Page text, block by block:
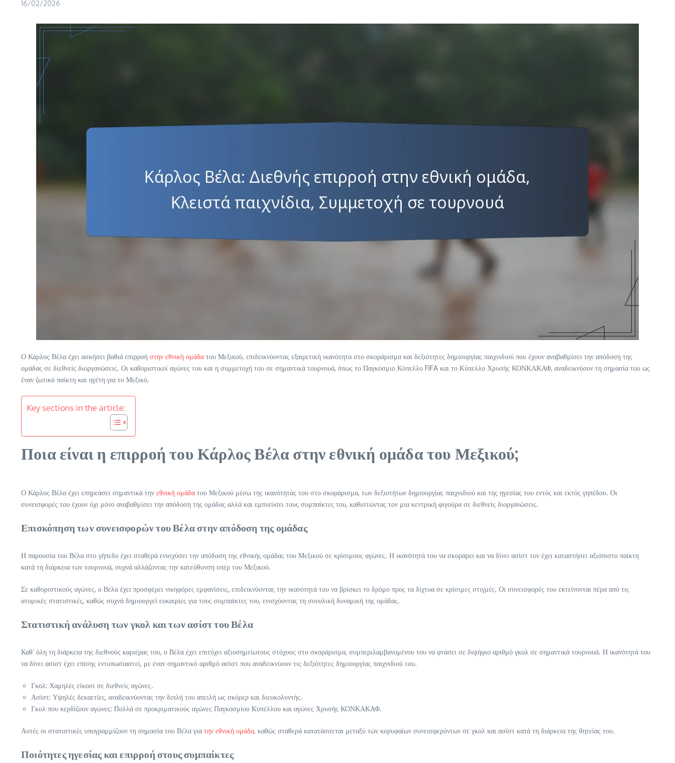
16/02/2026
Ο Κάρλος Βέλα έχει ασκήσει βαθιά επιρροή στην εθνική ομάδα του Μεξικού, επιδεικνύοντας εξαιρετική ικανότητα στο σκοράρισμα και δεξιότητες δημιουργίας παιχνιδιού που έχουν αναβαθμίσει την απόδοση της
ομάδας σε διεθνείς διοργανώσεις. Οι καθοριστικοί αγώνες του και η συμμετοχή του σε σημαντικά τουρνουά, όπως το Παγκόσμιο Κύπελλο FIFA και το Κύπελλο Χρυσής ΚΟΝΚΑΚΑΦ, αναδεικνύουν τη σημασία του ως
έναν ζωτικό παίκτη και ηγέτη για το Μεξικό.
Key sections in the article:
Ποια είναι η επιρροή του Κάρλος Βέλα στην εθνική ομάδα του Μεξικού;
Ο Κάρλος Βέλα έχει επηρεάσει σημαντικά την εθνική ομάδα του Μεξικού μέσω της ικανότητάς του στο σκοράρισμα, των δεξιοτήτων δημιουργίας παιχνιδιού και της ηγεσίας του εντός και εκτός γηπέδου. Οι
συνεισφορές του έχουν όχι μόνο αναβαθμίσει την απόδοση της ομάδας αλλά και εμπνεύσει τους συμπαίκτες του, καθιστώντας τον μια κεντρική φιγούρα σε διεθνείς διοργανώσεις.
Επισκόπηση των συνεισφορών του Βέλα στην απόδοση της ομάδας
Η παρουσία του Βέλα στο γήπεδο έχει σταθερά ενισχύσει την απόδοση της εθνικής ομάδας του Μεξικού σε κρίσιμους αγώνες. Η ικανότητά του να σκοράρει και να δίνει ασίστ τον έχει καταστήσει αξιόπιστο παίκτη
κατά τη διάρκεια των τουρνουά, συχνά αλλάζοντας την κατεύθυνση υπέρ του Μεξικού.
Σε καθοριστικούς αγώνες, ο Βέλα έχει προσφέρει νικηφόρες εμφανίσεις, επιδεικνύοντας την ικανότητά του να βρίσκει το δρόμο προς τα δίχτυα σε κρίσιμες στιγμές. Οι συνεισφορές του εκτείνονται πέρα από τις
ατομικές στατιστικές, καθώς συχνά δημιουργεί ευκαιρίες για τους συμπαίκτες του, ενισχύοντας τη συνολική δυναμική της ομάδας.
Στατιστική ανάλυση των γκολ και των ασίστ του Βέλα
Καθ’ όλη τη διάρκεια της διεθνούς καριέρας του, ο Βέλα έχει επιτύχει αξιοσημείωτους στόχους στο σκοράρισμα, συμπεριλαμβανομένου του να φτάσει σε διψήφιο αριθμό γκολ σε σημαντικά τουρνουά. Η ικανότητά του
να δίνει ασίστ έχει επίσης εντυπωσιαστεί, με έναν σημαντικό αριθμό ασίστ που αναδεικνύουν τις δεξιότητες δημιουργίας παιχνιδιού του.
Γκολ: Χαμηλές είκοσι σε διεθνείς αγώνες.
Ασίστ: Υψηλές δεκαετίες, αναδεικνύοντας την διπλή του απειλή ως σκόρερ και διευκολυντής.
Γκολ που κερδίζουν αγώνες: Πολλά σε προκριματικούς αγώνες Παγκοσμίου Κυπέλλου και αγώνες Χρυσής ΚΟΝΚΑΚΑΦ.
Αυτές οι στατιστικές υπογραμμίζουν τη σημασία του Βέλα για την εθνική ομάδα, καθώς σταθερά κατατάσσεται μεταξύ των κορυφαίων συνεισφερόντων σε γκολ και ασίστ κατά τη διάρκεια της θητείας του.
Ποιότητες ηγεσίας και επιρροή στους συμπαίκτες